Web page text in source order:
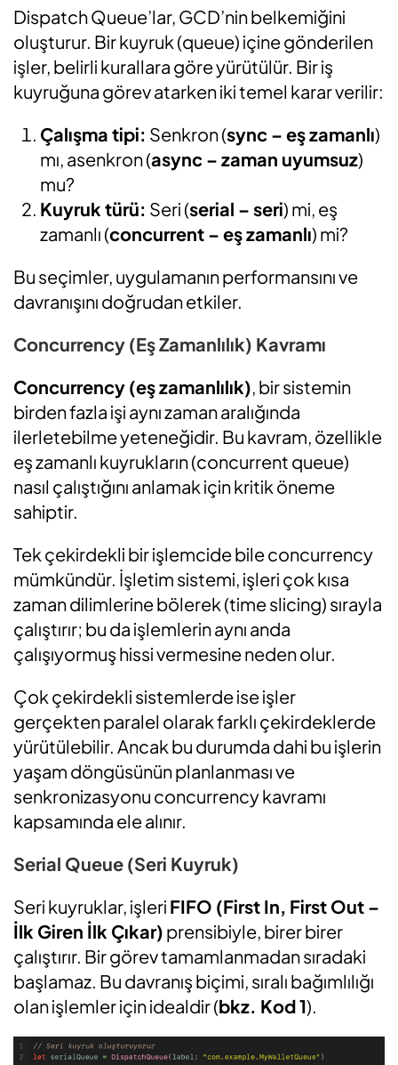
Dispatch Queue’lar, GCD’nin belkemiğini
oluşturur. Bir kuyruk (queue) içine gönderilen
işler, belirli kurallara göre yürütülür. Bir iş
kuyruğuna görev atarken iki temel karar verilir:
Çalışma tipi: Senkron (sync – eş zamanlı)
mı, asenkron (async – zaman uyumsuz)
mu?
Kuyruk türü: Seri (serial – seri) mi, eş
zamanlı (concurrent – eş zamanlı) mi?
Bu seçimler, uygulamanın performansını ve
davranışını doğrudan etkiler.
Concurrency (Eş Zamanlılık) Kavramı
Concurrency (eş zamanlılık), bir sistemin
birden fazla işi aynı zaman aralığında
ilerletebilme yeteneğidir. Bu kavram, özellikle
eş zamanlı kuyrukların (concurrent queue)
nasıl çalıştığını anlamak için kritik öneme
sahiptir.
Tek çekirdekli bir işlemcide bile concurrency
mümkündür. İşletim sistemi, işleri çok kısa
zaman dilimlerine bölerek (time slicing) sırayla
çalıştırır; bu da işlemlerin aynı anda
çalışıyormuş hissi vermesine neden olur.
Çok çekirdekli sistemlerde ise işler
gerçekten paralel olarak farklı çekirdeklerde
yürütülebilir. Ancak bu durumda dahi bu işlerin
yaşam döngüsünün planlanması ve
senkronizasyonu concurrency kavramı
kapsamında ele alınır.
Serial Queue (Seri Kuyruk)
Seri kuyruklar, işleri FIFO (First In, First Out –
İlk Giren İlk Çıkar) prensibiyle, birer birer
çalıştırır. Bir görev tamamlanmadan sıradaki
başlamaz. Bu davranış biçimi, sıralı bağımlılığı
olan işlemler için idealdir (bkz. Kod 1).